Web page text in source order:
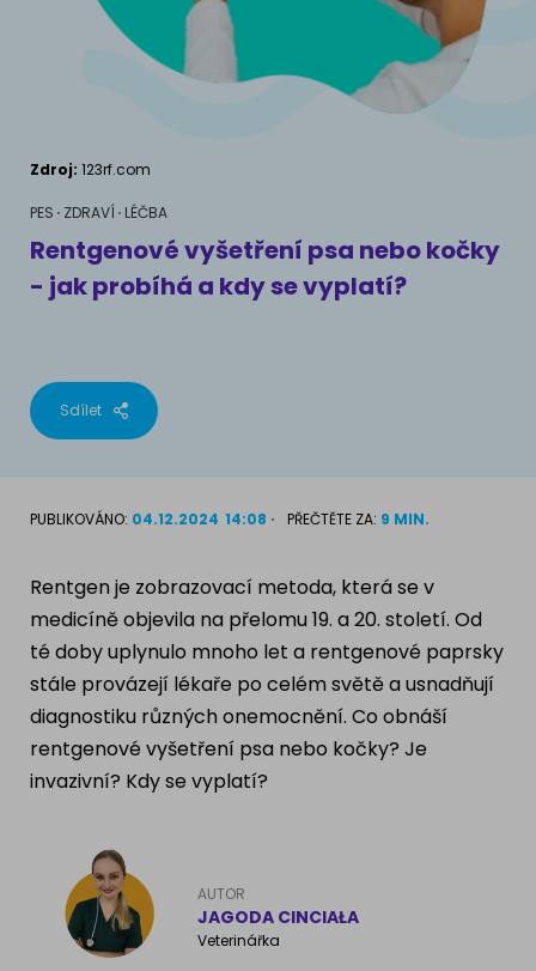
Pamlsky a doplňky stravy
Chování
Školení
MÁM PSA
Život se psem
Příslušenství pro psy
PLEMENA PSŮ
Francouzský buldog
Dalmatín
Zlatý retrívr
Německý ovčák
Atlas psů
Výživové poradenství
Pamlsky a doplňky stravy
MÁM KOČKU
Jak rozumět kočce
Život s kočkou
Školení
Příslušenství pro kočky
PLEMENA KOČEK
Britská krátkosrstá kočka
Bengálská kočka
Kanadský Sphynx
AKVARIJNÍ RYBY
Zdroj: 123rf.com
PES ZDRAVÍ LÉČBA
Rentgenové vyšetření psa nebo kočky
- jak probíhá a kdy se vyplatí?
Sdílet
PUBLIKOVÁNO: 04.12.2024 14:08 PŘEČTĚTE ZA: 9 MIN.
Rentgen je zobrazovací metoda, která se v
medicíně objevila na přelomu 19. a 20. století. Od
té doby uplynulo mnoho let a rentgenové paprsky
stále provázejí lékaře po celém světě a usnadňují
diagnostiku různých onemocnění. Co obnáší
rentgenové vyšetření psa nebo kočky? Je
invazivní? Kdy se vyplatí?
AUTOR
JAGODA CINCIAŁA
Veterinářka